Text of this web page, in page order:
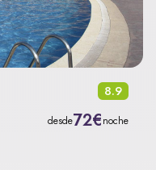
8.9
desde72€noche